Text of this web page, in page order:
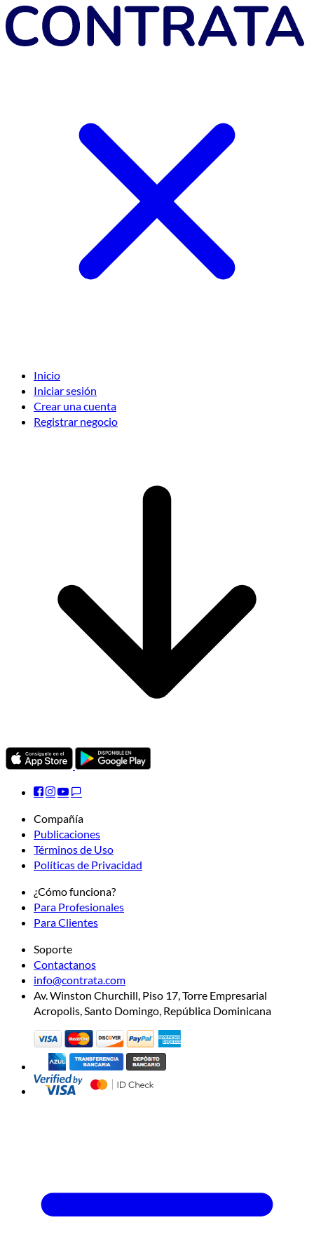
Inicio
Iniciar sesión
Crear una cuenta
Registrar negocio
Compañía
Publicaciones
Términos de Uso
Políticas de Privacidad
¿Cómo funciona?
Para Profesionales
Para Clientes
Soporte
Contactanos
info@contrata.com
Av. Winston Churchill, Piso 17, Torre Empresarial
Acropolis, Santo Domingo, República Dominicana